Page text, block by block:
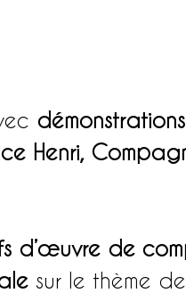
Henri,
d’œuvre de
sur le thème